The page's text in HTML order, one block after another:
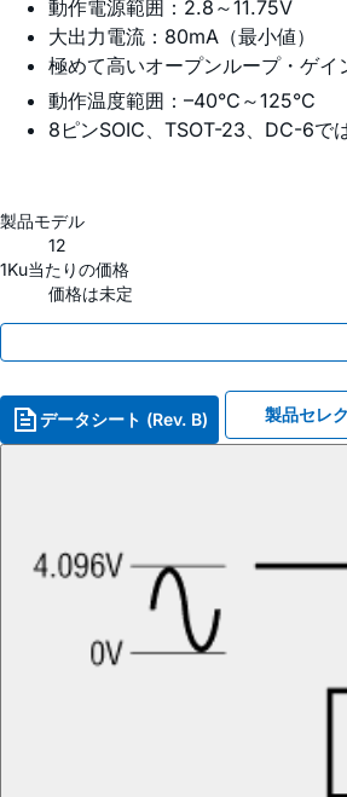
動作電源範囲：2.8～11.75V
大出力電流：80mA（最小値）
極めて高いオープンループ・ゲ
動作温度範囲：–40°C～125°C
8ピンSOIC、TSOT-23、DC-6で
製品モデル
12
1Ku当たりの価格
価格は未定
データシート (Rev. B) 製品セレ